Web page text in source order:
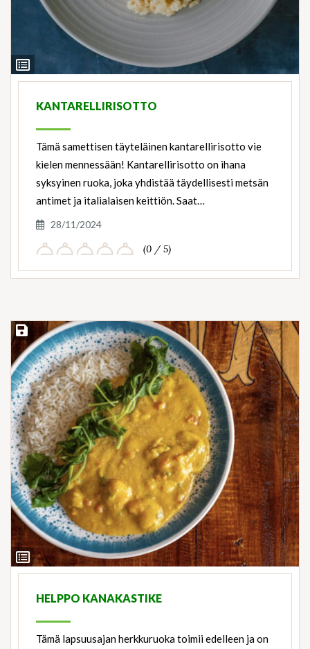
View
Ingredients
KANTARELLIRISOTTO
Tämä samettisen täyteläinen kantarellirisotto vie
kielen mennessään! Kantarellirisotto on ihana
syksyinen ruoka, joka yhdistää täydellisesti metsän
antimet ja italialaisen keittiön. Saat…
28/11/2024
(0 / 5)
View
Ingredients
Save Recipe
HELPPO KANAKASTIKE
Tämä lapsuusajan herkkuruoka toimii edelleen ja on